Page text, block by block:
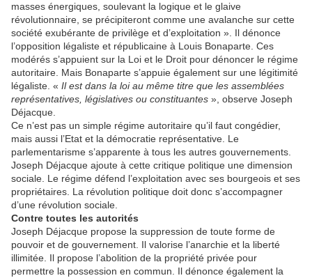
masses énergiques, soulevant la logique et le glaive
révolutionnaire, se précipiteront comme une avalanche sur cette
société exubérante de privilège et d’exploitation ». Il dénonce
l’opposition légaliste et républicaine à Louis Bonaparte. Ces
modérés s’appuient sur la Loi et le Droit pour dénoncer le régime
autoritaire. Mais Bonaparte s’appuie également sur une légitimité
légaliste. « Il est dans la loi au même titre que les assemblées
représentatives, législatives ou constituantes », observe Joseph
Déjacque.
Ce n’est pas un simple régime autoritaire qu’il faut congédier,
mais aussi l’Etat et la démocratie représentative. Le
parlementarisme s’apparente à tous les autres gouvernements.
Joseph Déjacque ajoute à cette critique politique une dimension
sociale. Le régime défend l’exploitation avec ses bourgeois et ses
propriétaires. La révolution politique doit donc s’accompagner
d’une révolution sociale.
Contre toutes les autorités
Joseph Déjacque propose la suppression de toute forme de
pouvoir et de gouvernement. Il valorise l’anarchie et la liberté
illimitée. Il propose l’abolition de la propriété privée pour
permettre la possession en commun. Il dénonce également la